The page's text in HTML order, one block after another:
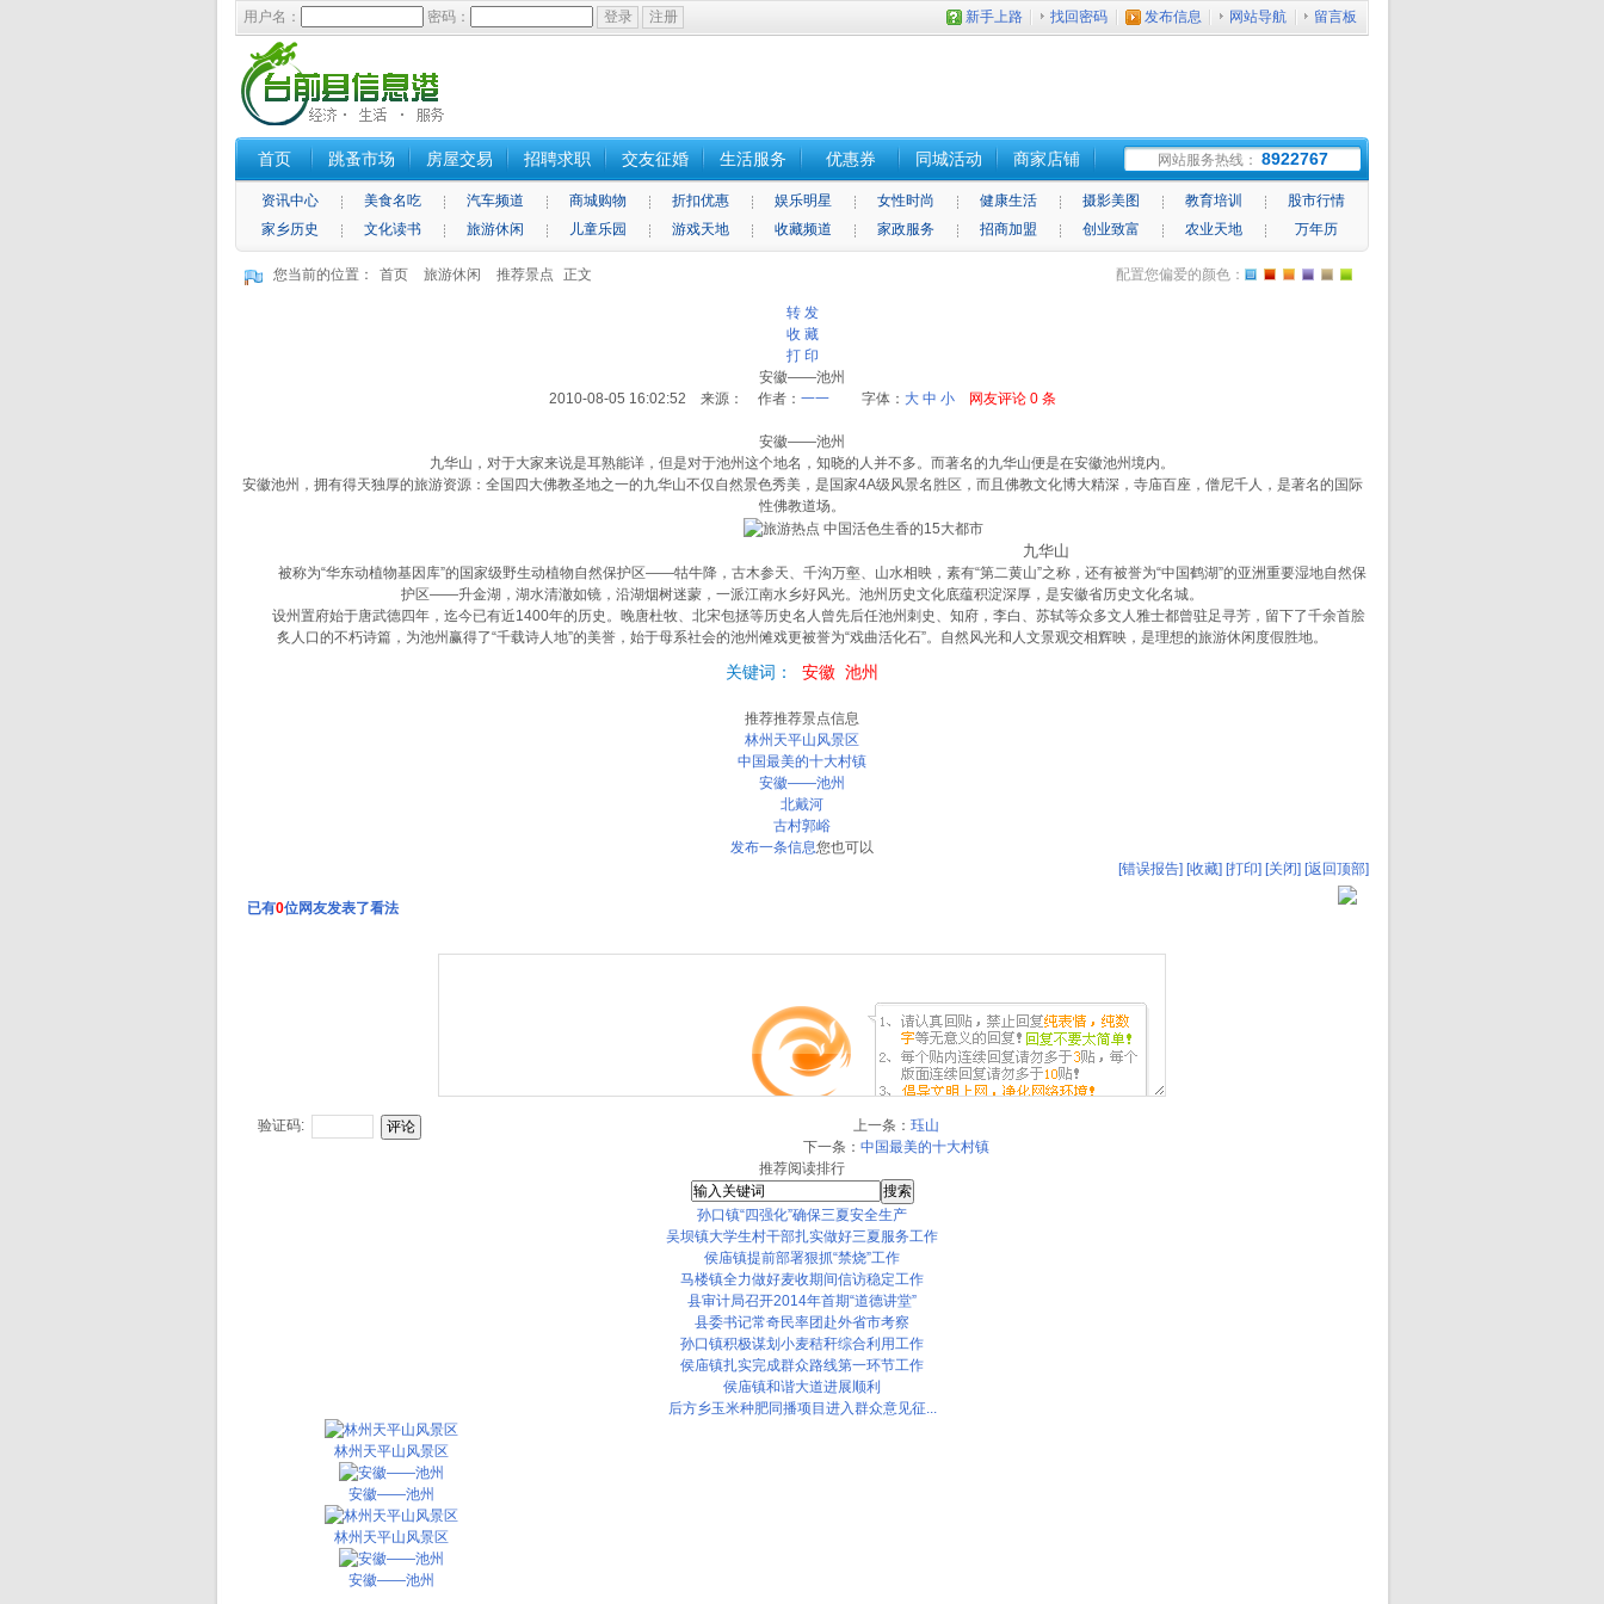
用户名： 密码： 新手上路 找回密码 发布信息 网站导航 留言板
首页 跳蚤市场 房屋交易 招聘求职 交友征婚 生活服务 优惠券 同城活动 商家店铺 网站服务热线： 8922767
资讯中心 美食名吃 汽车频道 商城购物 折扣优惠 娱乐明星 女性时尚 健康生活 摄影美图 教育培训
股市行情
家乡历史
文化读书 旅游休闲 儿童乐园 游戏天地 收藏频道 家政服务 招商加盟 创业致富 农业天地 万年历
您当前的位置： 首页 旅游休闲 推荐景点 正文 配置您偏爱的颜色：
转 发
收 藏
打 印
安徽——池州
2010-08-05 16:02:52 来源： 作者： 一一字体： 大 中 小 网友评论 0条
安徽——池州
九华山，对于大家来说是耳熟能详，但是对于池州这个地名，知晓的人并不多。而著名的九华山便是在安徽池州境内。
安徽池州，拥有得天独厚的旅游资源：全国四大佛教圣地之一的九华山不仅自然景色秀美，是国家4A级风景名胜区，而且佛教文化博大精深，寺庙百座，僧尼千人，是著名的国际
性佛教道场。
九华山
被称为“华东动植物基因库”的国家级野生动植物自然保护区——牯牛降，古木参天、千沟万壑、山水相映，素有“第二黄山”之称，还有被誉为“中国鹤湖”的亚洲重要湿地自然保
护区——升金湖，湖水清澈如镜，沿湖烟树迷蒙，一派江南水乡好风光。池州历史文化底蕴积淀深厚，是安徽省历史文化名城。
设州置府始于唐武德四年，迄今已有近1400年的历史。晚唐杜牧、北宋包拯等历史名人曾先后任池州刺史、知府，李白、苏轼等众多文人雅士都曾驻足寻芳，留下了千余首脍
炙人口的不朽诗篇，为池州赢得了“千载诗人地”的美誉，始于母系社会的池州傩戏更被誉为“戏曲活化石”。自然风光和人文景观交相辉映，是理想的旅游休闲度假胜地。
关键词： 安徽 池州
推荐推荐景点信息
林州天平山风景区
中国最美的十大村镇
安徽——池州
北戴河
古村郭峪
发布一条信息您也可以
[错误报告] [收藏] [打印] [关闭] [返回顶部]
已有0位网友发表了看法
验证码: 上一条：珏山
下一条：中国最美的十大村镇
推荐阅读排行
孙口镇“四强化”确保三夏安全生产
吴坝镇大学生村干部扎实做好三夏服务工作
侯庙镇提前部署狠抓“禁烧”工作
马楼镇全力做好麦收期间信访稳定工作
县审计局召开2014年首期“道德讲堂”
县委书记常奇民率团赴外省市考察
孙口镇积极谋划小麦秸秆综合利用工作
侯庙镇扎实完成群众路线第一环节工作
侯庙镇和谐大道进展顺利
后方乡玉米种肥同播项目进入群众意见征...
林州天平山风景区
安徽——池州
林州天平山风景区
安徽——池州